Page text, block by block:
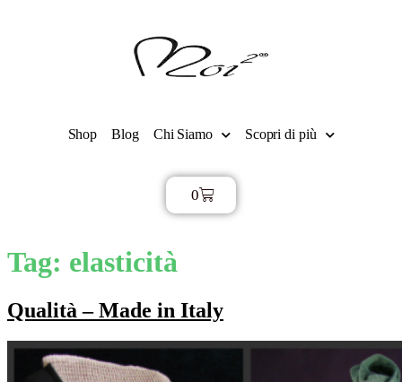
Shop Blog Chi Siamo Scopri di più
0
Tag: elasticità
Qualità – Made in Italy